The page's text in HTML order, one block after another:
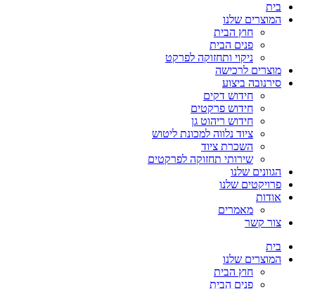
בית
המוצרים שלנו
חוץ הבית
פנים הבית
ניקוי ותחזוקה לפרקט
מוצרים לרכישה
סירנובה ביצוע
חידוש דקים
חידוש פרקטים
חידוש ריהוט גן
ציוד נלווה למכונת ליטוש
השכרת ציוד
שירותי תחזוקה לפרקטים
הגוונים שלנו
פרויקטים שלנו
אודות
מאמרים
צור קשר
בית
המוצרים שלנו
חוץ הבית
פנים הבית